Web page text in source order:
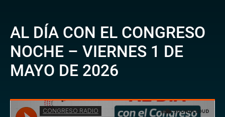
AL DÍA CON EL CONGRESO
NOCHE – VIERNES 1 DE
MAYO DE 2026